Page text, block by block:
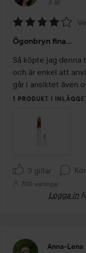
4
av
5
Ögonbryn fina...
Så köpte jag
och är enkel att
går i ansiktet även
1 PRODUKT I
3 gillar
700 visningar
Logga in
Anna-Lena